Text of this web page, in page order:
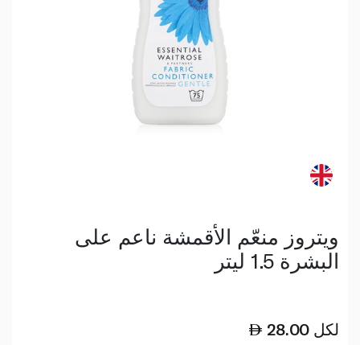
ويتروز منعّم الأقمشة ناعم على
البشرة 1.5 ليتر
28.00 لكل